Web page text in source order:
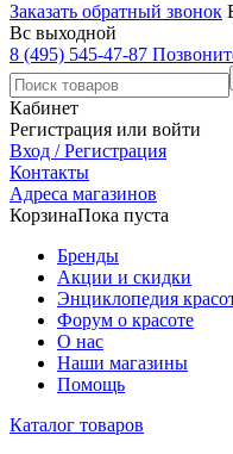
Заказать обратный звонок
Вс выходной
8 (495) 545-47-87
Кабинет
Регистрация или войти
Вход / Регистрация
Контакты
Адреса магазинов
КорзинаПока пуста
Бренды
Акции и скидки
Энциклопедия
Форум о красоте
О нас
Наши магазины
Помощь
Каталог товаров